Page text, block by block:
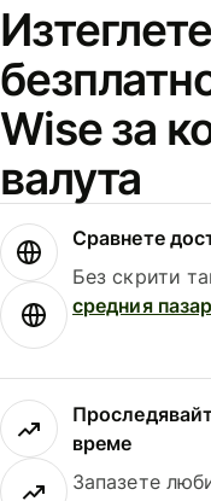
Wise за
валута
Сравнете
Без скрити
средния
време
Запазете